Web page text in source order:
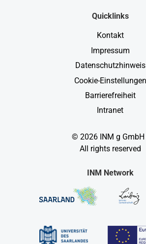
Quicklinks
Kontakt
Impressum
Datenschutzhinweis
Cookie-Einstellungen
Barrierefreiheit
Intranet
© 2026 INM g GmbH
All rights reserved
INM Network